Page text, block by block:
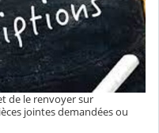
de le renvoyer sur
jointes demandées ou